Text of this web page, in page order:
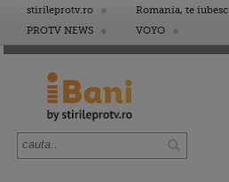
stirileprotv.ro Romania, te iubesc
PROTV NEWS
VOYO